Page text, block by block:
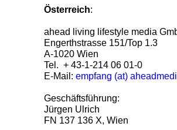
Österreich:
ahead living lifestyle media
Engerthstrasse 151/Top 1.3
A-1020 Wien
Tel. + 43-1-214 06 01-0
E-Mail: empfang (at)
Geschäftsführung:
Jürgen Ulrich
FN 137 136 X, Wien